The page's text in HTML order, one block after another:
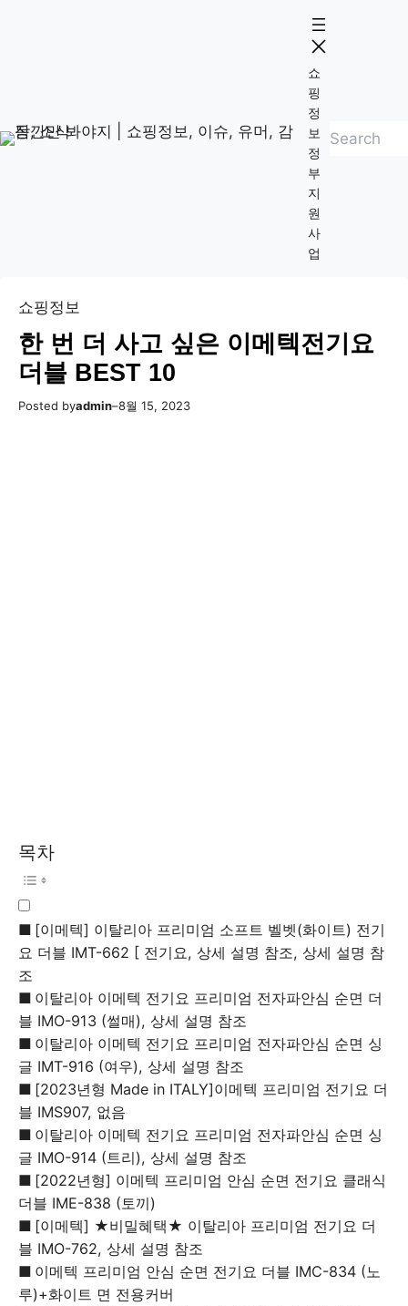
로
쇼
핑
정
보
정
부
지
원
사
업
검
쇼핑정보
한 번 더 사고 싶은 이메텍전기요
더블 BEST 10
Posted byadmin–8월 15, 2023
목차
[이메텍] 이탈리아 프리미엄 소프트 벨벳(화이트) 전기
요 더블 IMT-662 [ 전기요, 상세 설명 참조, 상세 설명 참
조
이탈리아 이메텍 전기요 프리미엄 전자파안심 순면 더
블 IMO-913 (썰매), 상세 설명 참조
이탈리아 이메텍 전기요 프리미엄 전자파안심 순면 싱
글 IMT-916 (여우), 상세 설명 참조
[2023년형 Made in ITALY]이메텍 프리미엄 전기요 더
블 IMS907, 없음
이탈리아 이메텍 전기요 프리미엄 전자파안심 순면 싱
글 IMO-914 (트리), 상세 설명 참조
[2022년형] 이메텍 프리미엄 안심 순면 전기요 클래식
더블 IME-838 (토끼)
[이메텍] ★비밀혜택★ 이탈리아 프리미엄 전기요 더
블 IMO-762, 상세 설명 참조
이메텍 프리미엄 안심 순면 전기요 더블 IMC-834 (노
루)+화이트 면 전용커버